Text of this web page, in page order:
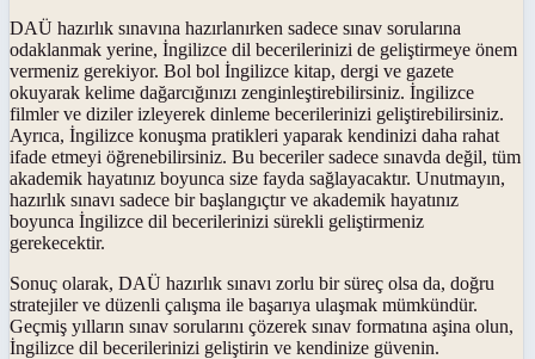
DAÜ hazırlık sınavına hazırlanırken sadece sınav sorularına
odaklanmak yerine, İngilizce dil becerilerinizi de geliştirmeye önem
vermeniz gerekiyor. Bol bol İngilizce kitap, dergi ve gazete
okuyarak kelime dağarcığınızı zenginleştirebilirsiniz. İngilizce
filmler ve diziler izleyerek dinleme becerilerinizi geliştirebilirsiniz.
Ayrıca, İngilizce konuşma pratikleri yaparak kendinizi daha rahat
ifade etmeyi öğrenebilirsiniz. Bu beceriler sadece sınavda değil, tüm
akademik hayatınız boyunca size fayda sağlayacaktır. Unutmayın,
hazırlık sınavı sadece bir başlangıçtır ve akademik hayatınız
boyunca İngilizce dil becerilerinizi sürekli geliştirmeniz
gerekecektir.
Sonuç olarak, DAÜ hazırlık sınavı zorlu bir süreç olsa da, doğru
stratejiler ve düzenli çalışma ile başarıya ulaşmak mümkündür.
Geçmiş yılların sınav sorularını çözerek sınav formatına aşina olun,
İngilizce dil becerilerinizi geliştirin ve kendinize güvenin.